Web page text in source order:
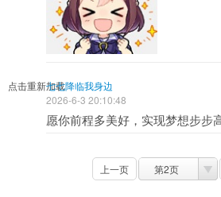
点击重新加载七七降临我身边
2026-6-3 20:10:48
愿你前程多美好，实现梦想步步
上一页 第2页